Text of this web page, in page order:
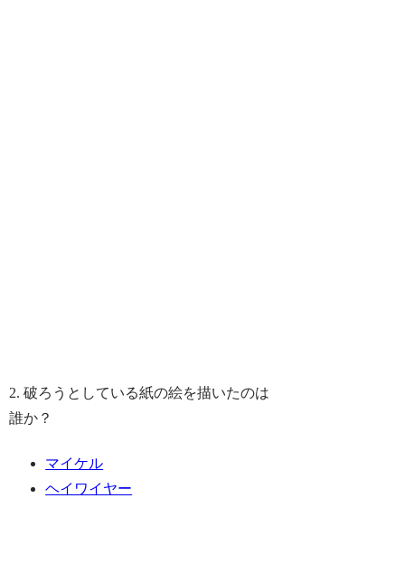
2. 破ろうとしている紙の絵を描いたのは
誰か？
マイケル
ヘイワイヤー